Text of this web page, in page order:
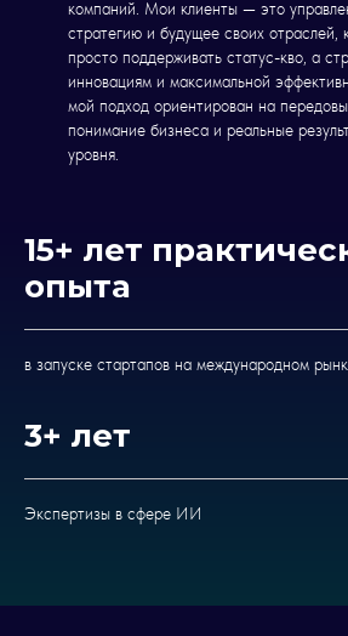
компаний. Мои клиенты — это
стратегию и будущее своих отраслей,
просто поддерживать статус-кво, а
инновациям и максимальной
мой подход ориентирован на
понимание бизнеса и реальные
уровня.
15+ лет
опыта
в запуске стартапов на международном
3+ лет
Экспертизы в сфере ИИ